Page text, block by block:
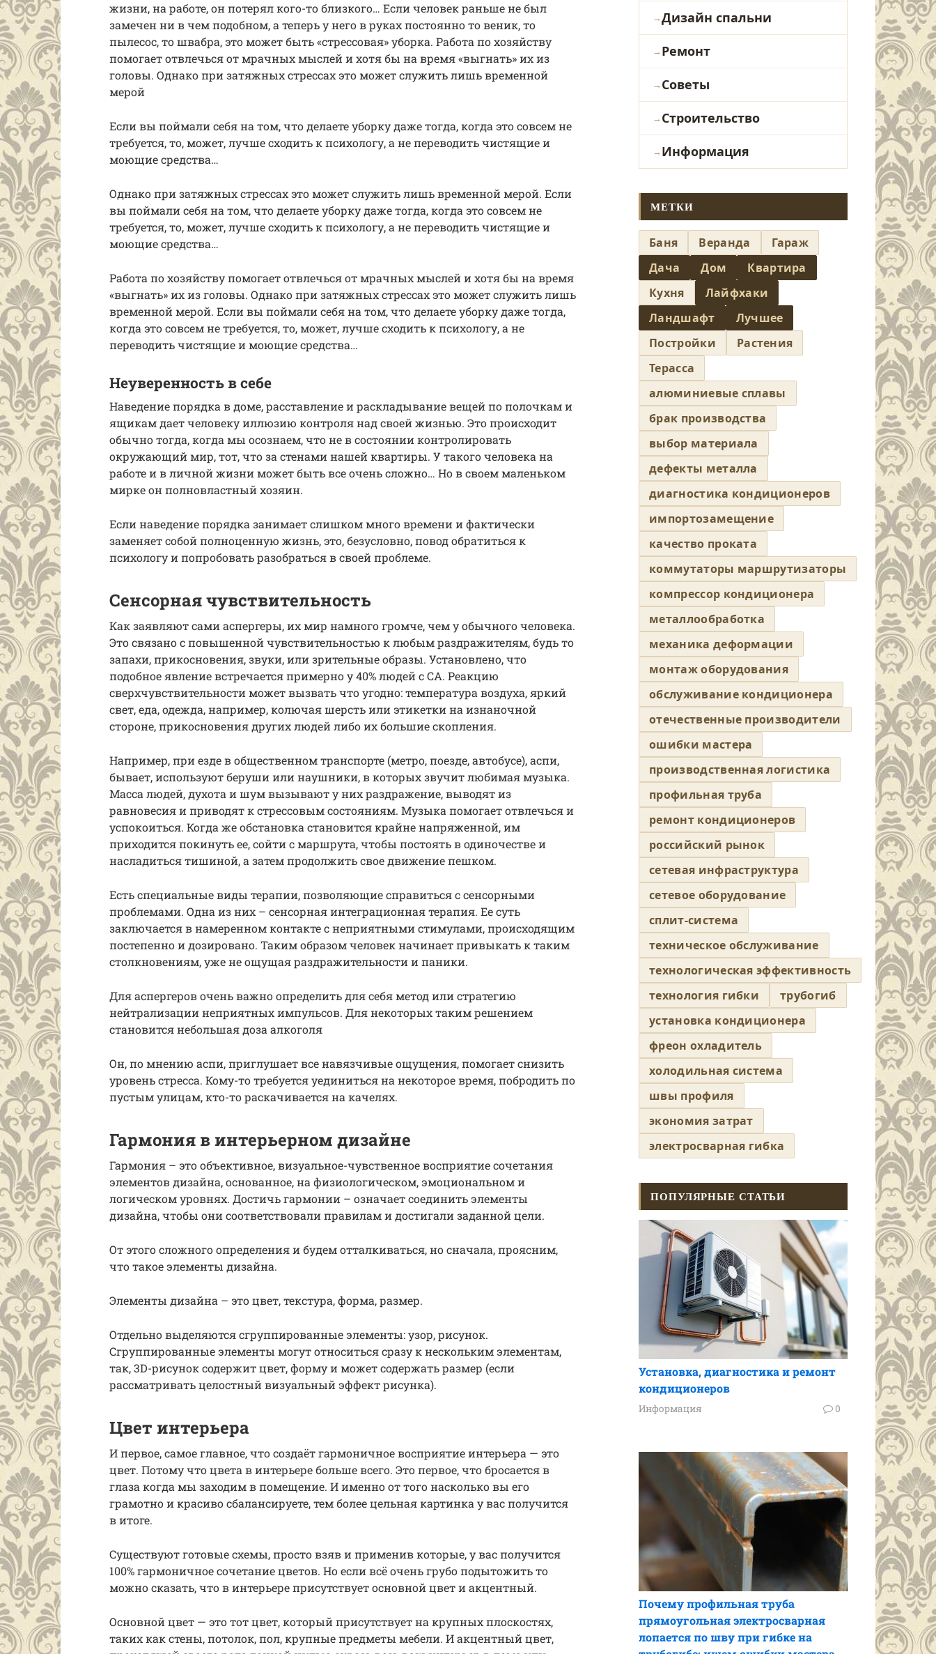
жизни, на работе, он потерял кого-то близкого… Если человек раньше не был
замечен ни в чем подобном, а теперь у него в руках постоянно то веник, то
пылесос, то швабра, это может быть «стрессовая» уборка. Работа по хозяйству
помогает отвлечься от мрачных мыслей и хотя бы на время «выгнать» их из
головы. Однако при затяжных стрессах это может служить лишь временной
мерой
Если вы поймали себя на том, что делаете уборку даже тогда, когда это совсем не
требуется, то, может, лучше сходить к психологу, а не переводить чистящие и
моющие средства…
Однако при затяжных стрессах это может служить лишь временной мерой. Если
вы поймали себя на том, что делаете уборку даже тогда, когда это совсем не
требуется, то, может, лучше сходить к психологу, а не переводить чистящие и
моющие средства…
Работа по хозяйству помогает отвлечься от мрачных мыслей и хотя бы на время
«выгнать» их из головы. Однако при затяжных стрессах это может служить лишь
временной мерой. Если вы поймали себя на том, что делаете уборку даже тогда,
когда это совсем не требуется, то, может, лучше сходить к психологу, а не
переводить чистящие и моющие средства…
Неуверенность в себе
Наведение порядка в доме, расставление и раскладывание вещей по полочкам и
ящикам дает человеку иллюзию контроля над своей жизнью. Это происходит
обычно тогда, когда мы осознаем, что не в состоянии контролировать
окружающий мир, тот, что за стенами нашей квартиры. У такого человека на
работе и в личной жизни может быть все очень сложно… Но в своем маленьком
мирке он полновластный хозяин.
Если наведение порядка занимает слишком много времени и фактически
заменяет собой полноценную жизнь, это, безусловно, повод обратиться к
психологу и попробовать разобраться в своей проблеме.
Сенсорная чувствительность
Как заявляют сами аспергеры, их мир намного громче, чем у обычного человека.
Это связано с повышенной чувствительностью к любым раздражителям, будь то
запахи, прикосновения, звуки, или зрительные образы. Установлено, что
подобное явление встречается примерно у 40% людей с СА. Реакцию
сверхчувствительности может вызвать что угодно: температура воздуха, яркий
свет, еда, одежда, например, колючая шерсть или этикетки на изнаночной
стороне, прикосновения других людей либо их большие скопления.
Например, при езде в общественном транспорте (метро, поезде, автобусе), аспи,
бывает, используют беруши или наушники, в которых звучит любимая музыка.
Масса людей, духота и шум вызывают у них раздражение, выводят из
равновесия и приводят к стрессовым состояниям. Музыка помогает отвлечься и
успокоиться. Когда же обстановка становится крайне напряженной, им
приходится покинуть ее, сойти с маршрута, чтобы постоять в одиночестве и
насладиться тишиной, а затем продолжить свое движение пешком.
Есть специальные виды терапии, позволяющие справиться с сенсорными
проблемами. Одна из них – сенсорная интеграционная терапия. Ее суть
заключается в намеренном контакте с неприятными стимулами, происходящим
постепенно и дозировано. Таким образом человек начинает привыкать к таким
столкновениям, уже не ощущая раздражительности и паники.
Для аспергеров очень важно определить для себя метод или стратегию
нейтрализации неприятных импульсов. Для некоторых таким решением
становится небольшая доза алкоголя
Он, по мнению аспи, приглушает все навязчивые ощущения, помогает снизить
уровень стресса. Кому-то требуется уединиться на некоторое время, побродить по
пустым улицам, кто-то раскачивается на качелях.
Гармония в интерьерном дизайне
Гармония – это объективное, визуальное-чувственное восприятие сочетания
элементов дизайна, основанное, на физиологическом, эмоциональном и
логическом уровнях. Достичь гармонии – означает соединить элементы
дизайна, чтобы они соответствовали правилам и достигали заданной цели.
От этого сложного определения и будем отталкиваться, но сначала, проясним,
что такое элементы дизайна.
Элементы дизайна – это цвет, текстура, форма, размер.
Отдельно выделяются сгруппированные элементы: узор, рисунок.
Сгруппированные элементы могут относиться сразу к нескольким элементам,
так, 3D-рисунок содержит цвет, форму и может содержать размер (если
рассматривать целостный визуальный эффект рисунка).
Цвет интерьера
И первое, самое главное, что создаёт гармоничное восприятие интерьера — это
цвет. Потому что цвета в интерьере больше всего. Это первое, что бросается в
глаза когда мы заходим в помещение. И именно от того насколько вы его
грамотно и красиво сбалансируете, тем более цельная картинка у вас получится
в итоге.
Существуют готовые схемы, просто взяв и применив которые, у вас получится
100% гармоничное сочетание цветов. Но если всё очень грубо подытожить то
можно сказать, что в интерьере присутствует основной цвет и акцентный.
Основной цвет — это тот цвет, который присутствует на крупных плоскостях,
таких как стены, потолок, пол, крупные предметы мебели. И акцентный цвет,
Дизайн спальни
Ремонт
Советы
Строительство
Информация
МЕТКИ
Баня Веранда
Гараж
Дача
Дом
Квартира
Кухня
Лайфхаки
Ландшафт
Лучшее
Постройки
Растения
Терасса
алюминиевые сплавы
брак производства
выбор материала
дефекты металла
диагностика кондиционеров
импортозамещение
качество проката
коммутаторы маршрутизаторы
компрессор кондиционера
металлообработка
механика деформации
монтаж оборудования
обслуживание кондиционера
отечественные производители
ошибки мастера
производственная логистика
профильная труба
ремонт кондиционеров
российский рынок
сетевая инфраструктура
сетевое оборудование
сплит-система
техническое обслуживание
технологическая эффективность
технология гибки
трубогиб
установка кондиционера
фреон охладитель
холодильная система
швы профиля
экономия затрат
электросварная гибка
ПОПУЛЯРНЫЕ СТАТЬИ
Установка, диагностика и ремонт
кондиционеров
Информация 0
Почему профильная труба
прямоугольная электросварная
лопается по шву при гибке на